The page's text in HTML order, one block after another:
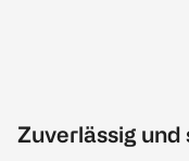
Zuverlässig